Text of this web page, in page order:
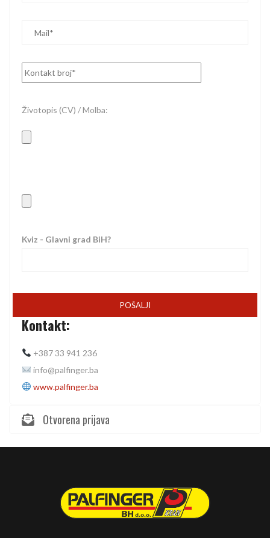
Životopis (CV) / Molba:
Kviz - Glavni grad BiH?
Kontakt:
+387 33 941 236
info@palfinger.ba
www.palfinger.ba
Otvorena prijava